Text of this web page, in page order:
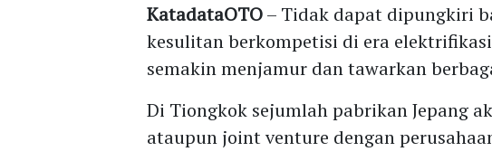
KatadataOTO– Tidak dapat dipungkiri
kesulitan berkompetisi di era
semakin menjamur dan tawarkan
Di Tiongkok sejumlah pabrikan Jepang
ataupun joint venture dengan